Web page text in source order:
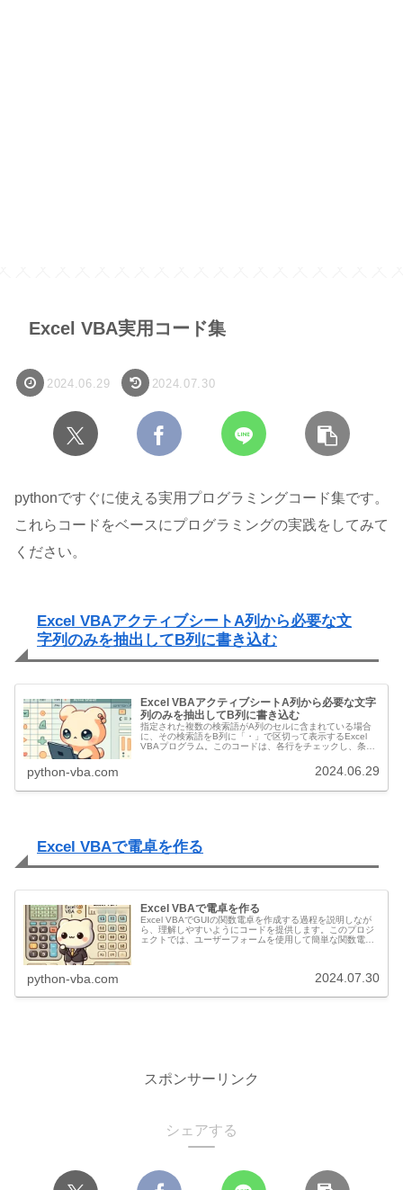
Excel VBA実用コード集
2024.06.29 2024.07.30
pythonですぐに使える実用プログラミングコード集です。
これらコードをベースにプログラミングの実践をしてみて
ください。
Excel VBAアクティブシートA列から必要な文
字列のみを抽出してB列に書き込む
Excel VBAアクティブシートA列から必要な文字
列のみを抽出してB列に書き込む
指定された複数の検索語がA列のセルに含まれている場合
に、その検索語をB列に「・」で区切って表示するExcel
VBAプログラム。このコードは、各行をチェックし、条件
python-vba.com 2024.06.29
Excel VBAで電卓を作る
Excel VBAで電卓を作る
Excel VBAでGUIの関数電卓を作成する過程を説明しなが
ら、理解しやすいようにコードを提供します。このプロジ
ェクトでは、ユーザーフォームを使用して簡単な関数電卓
python-vba.com 2024.07.30
スポンサーリンク
シェアする